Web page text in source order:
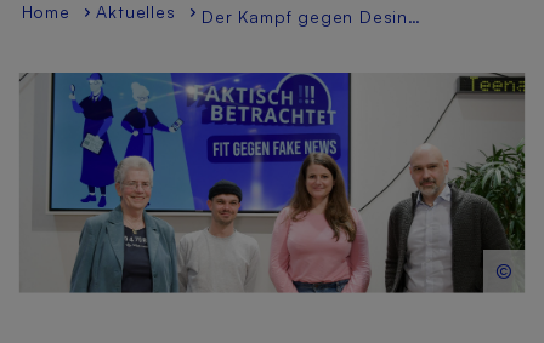
Home Aktuelles Der Kampf gegen Desinformation im Netz
©